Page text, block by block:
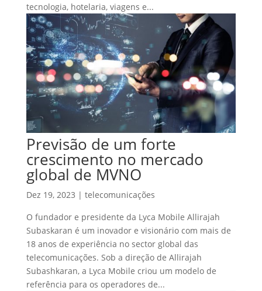
tecnologia, hotelaria, viagens e...
Previsão de um forte
crescimento no mercado
global de MVNO
Dez 19, 2023 | telecomunicações
O fundador e presidente da Lyca Mobile Allirajah
Subaskaran é um inovador e visionário com mais de
18 anos de experiência no sector global das
telecomunicações. Sob a direção de Allirajah
Subashkaran, a Lyca Mobile criou um modelo de
referência para os operadores de...